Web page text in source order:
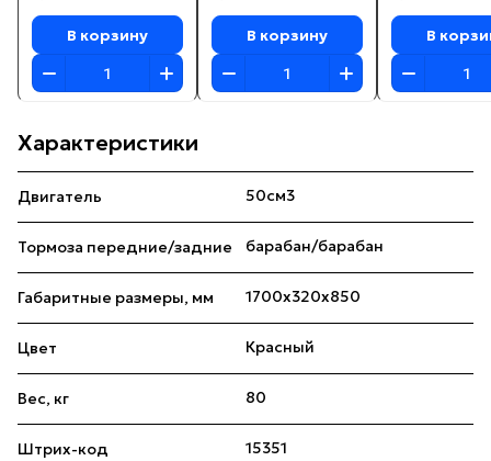
В корзину В корзину В
Характеристики
Двигатель 50см3
Тормоза передние/задние барабан/барабан
Габаритные размеры, мм 1700x320x850
Цвет Красный
Вес, кг 80
Штрих-код 15351